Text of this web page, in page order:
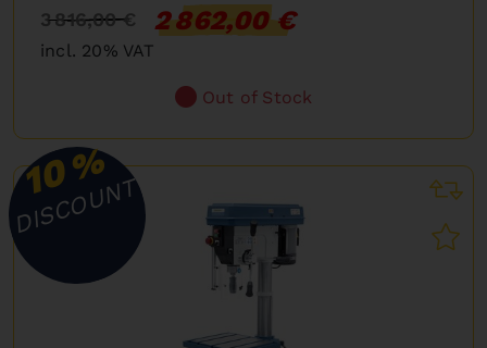
3 816,00 € 2 862,00 €
incl. 20% VAT
Out of Stock
10%
DISCOUNT